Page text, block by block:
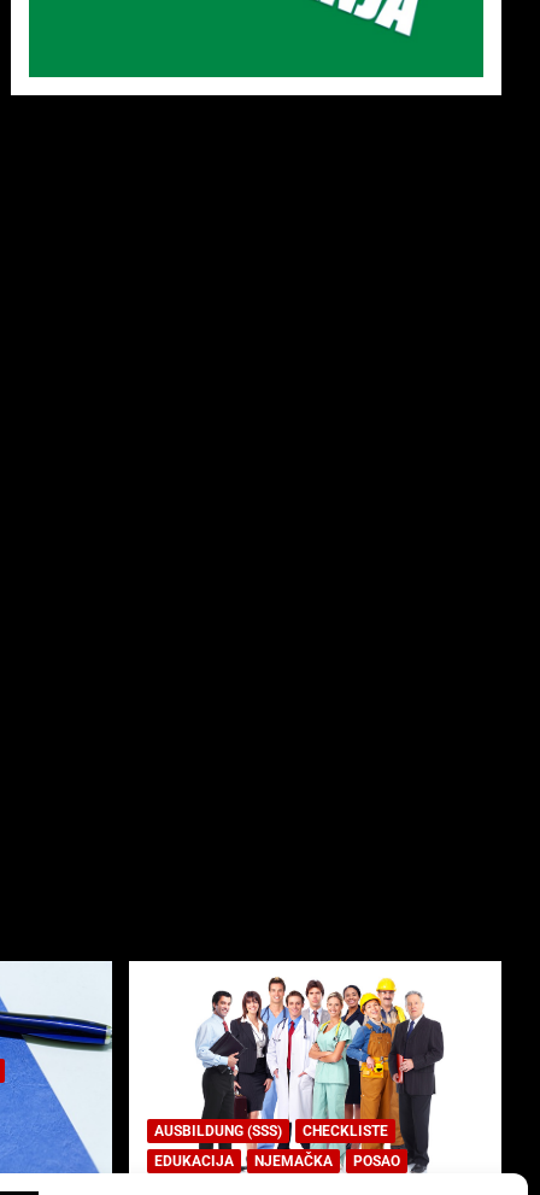
AUSBILDUNG (SSS)
CHECKLISTE
EDUKACIJA
NJEMAČKA POSAO